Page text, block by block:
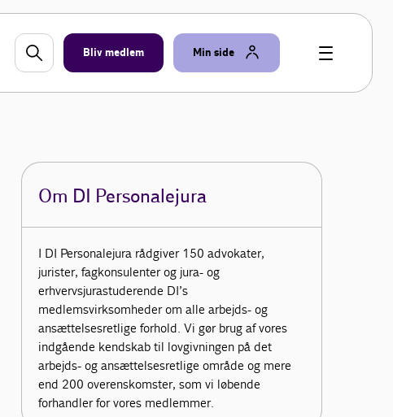
Bliv medlem Min side
Om DI Personalejura
I DI Personalejura rådgiver 150 advokater,
jurister, fagkonsulenter og jura- og
erhvervsjurastuderende DI’s
medlemsvirksomheder om alle arbejds- og
ansættelsesretlige forhold. Vi gør brug af vores
indgående kendskab til lovgivningen på det
arbejds- og ansættelsesretlige område og mere
end 200 overenskomster, som vi løbende
forhandler for vores medlemmer.